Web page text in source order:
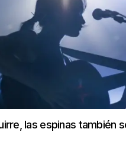
las espinas también